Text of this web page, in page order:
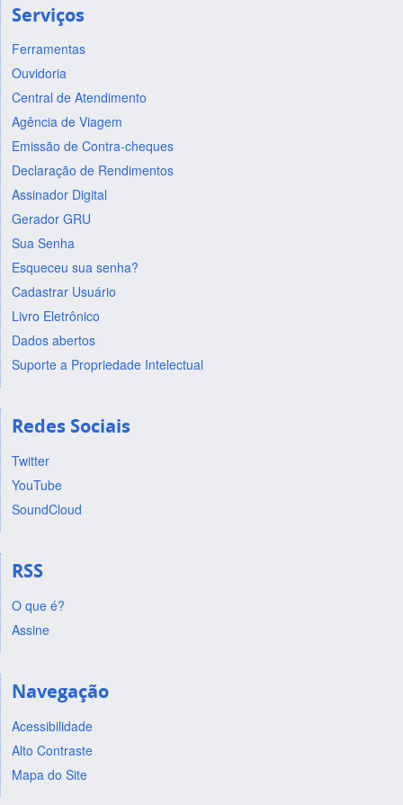
Serviços
Ferramentas
Ouvidoria
Central de Atendimento
Agência de Viagem
Emissão de Contra-cheques
Declaração de Rendimentos
Assinador Digital
Gerador GRU
Sua Senha
Esqueceu sua senha?
Cadastrar Usuário
Livro Eletrônico
Dados abertos
Suporte a Propriedade Intelectual
Redes Sociais
Twitter
YouTube
SoundCloud
RSS
O que é?
Assine
Navegação
Acessibilidade
Alto Contraste
Mapa do Site